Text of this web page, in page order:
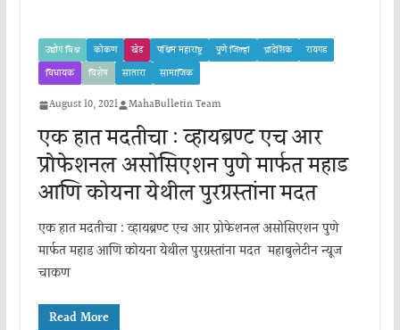
उद्योग विश्व कोकण खेड पश्चिम महाराष्ट्र पुणे जिल्हा प्रादेशिक
रायगड
विधायक
विशेष सातारा सामाजिक
August 10, 2021 MahaBulletin Team
एक हात मदतीचा : व्हायब्रण्ट एच आर
प्रोफेशनल असोसिएशन पुणे मार्फत महाड
आणि कोयना येथील पुरग्रस्तांना मदत
एक हात मदतीचा : व्हायब्रण्ट एच आर प्रोफेशनल असोसिएशन पुणे
मार्फत महाड आणि कोयना येथील पुरग्रस्तांना मदत महाबुलेटीन न्यूज
चाकण
Read More